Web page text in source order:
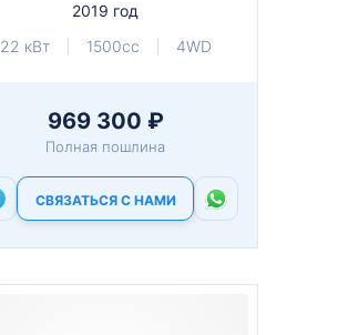
2019 год
22 кВт
1500cc 4WD
969 300 ₽
Полная пошлина
СВЯЗАТЬСЯ С НАМИ